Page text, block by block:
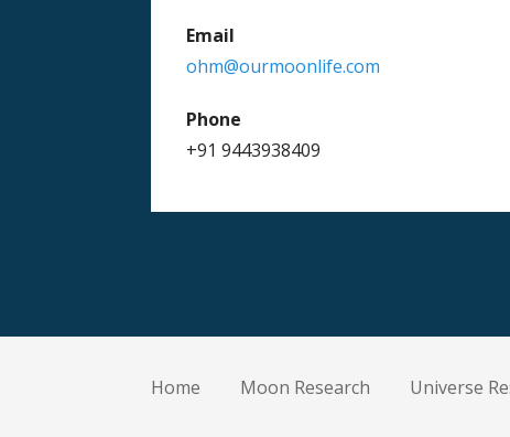
Email
ohm@ourmoonlife.com
Phone
+91 9443938409
Home Moon Research Universe